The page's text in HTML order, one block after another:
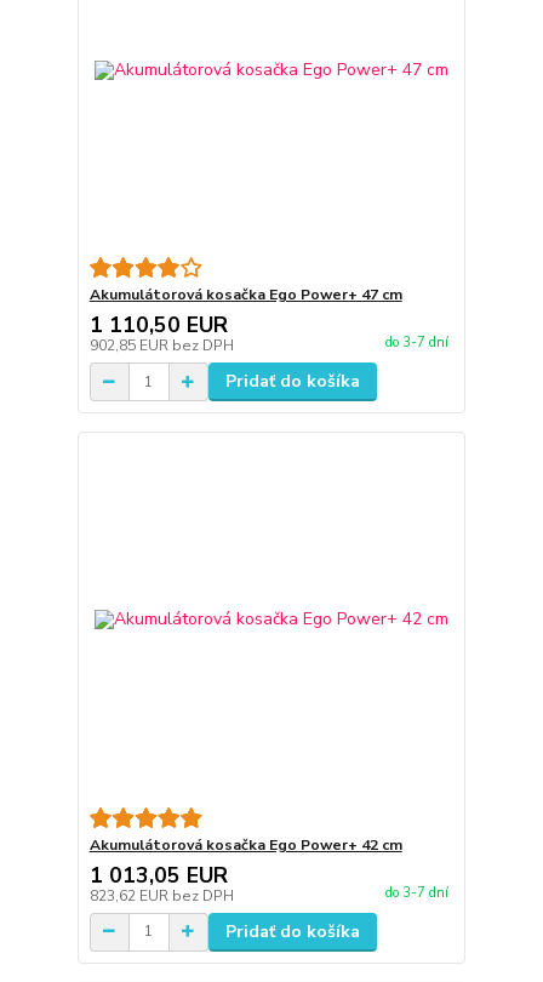
Akumulátorová kosačka Ego Power+ 47 cm
1 110,50 EUR
902,85 EUR bez DPH do 3-7 dní
Pridať do košíka
Akumulátorová kosačka Ego Power+ 42 cm
1 013,05 EUR
823,62 EUR bez DPH do 3-7 dní
Pridať do košíka